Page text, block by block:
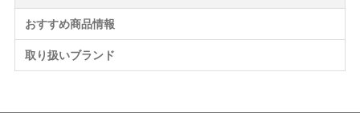
おすすめ商品情報
取り扱いブランド